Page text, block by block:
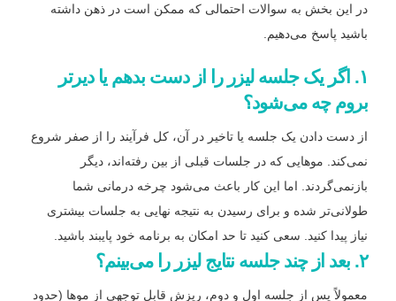
در این بخش به سوالات احتمالی که ممکن است در ذهن داشته
باشید پاسخ می‌دهیم.
۱. اگر یک جلسه لیزر را از دست بدهم یا دیرتر
بروم چه می‌شود؟
از دست دادن یک جلسه یا تاخیر در آن، کل فرآیند را از صفر شروع
نمی‌کند. موهایی که در جلسات قبلی از بین رفته‌اند، دیگر
بازنمی‌گردند. اما این کار باعث می‌شود چرخه درمانی شما
طولانی‌تر شده و برای رسیدن به نتیجه نهایی به جلسات بیشتری
نیاز پیدا کنید. سعی کنید تا حد امکان به برنامه خود پایبند باشید.
۲. بعد از چند جلسه نتایج لیزر را می‌بینم؟
معمولاً پس از جلسه اول و دوم، ریزش قابل توجهی از موها (حدود